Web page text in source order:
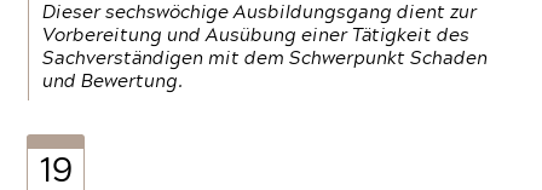
Dieser sechswöchige Ausbildungsgang dient zur
Vorbereitung und Ausübung einer Tätigkeit des
Sachverständigen mit dem Schwerpunkt Schaden
und Bewertung.
19